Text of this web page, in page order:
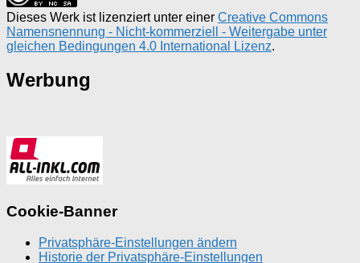
Dieses Werk ist lizenziert unter einer Creative Commons
Namensnennung - Nicht-kommerziell - Weitergabe unter
gleichen Bedingungen 4.0 International Lizenz.
Werbung
Cookie-Banner
Privatsphäre-Einstellungen ändern
Historie der Privatsphäre-Einstellungen